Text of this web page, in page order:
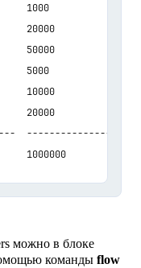
1000
20000
50000
5000
10000
20000
-----------------
можно в блоке
команды flow